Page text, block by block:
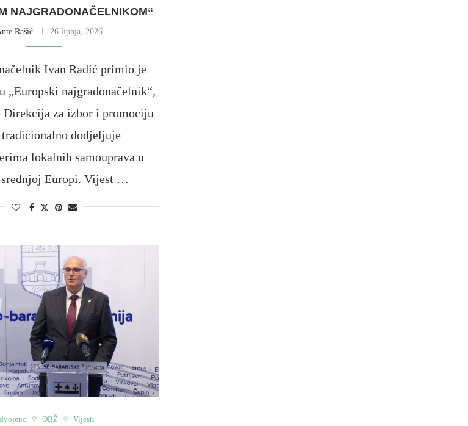
NAJGRADONAČELNIKOM“
Rašić 26 lipnja, 2026
Ivan Radić primio je
„Europski najgradonačelnik“,
Direkcija za izbor i promociju
tradicionalno dodjeljuje
lokalnih samouprava u
Europi. Vijest …
OBŽ Vijesti